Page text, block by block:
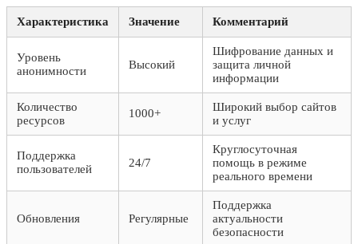
Характеристика Значение Комментарий
Уровень
анонимности
Высокий
Шифрование данных и
защита личной
информации
Количество
ресурсов
1000+
Широкий выбор сайтов
и услуг
Поддержка
пользователей
24/7
Круглосуточная
помощь в режиме
реального времени
Обновления Регулярные
Поддержка
актуальности
безопасности